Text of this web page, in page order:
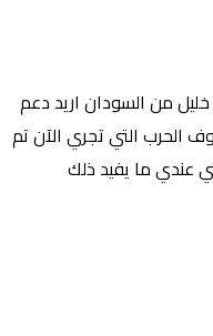
من السودان اريد دعم
الحرب التي تجري الآن تم
عندي ما يفيد ذلك